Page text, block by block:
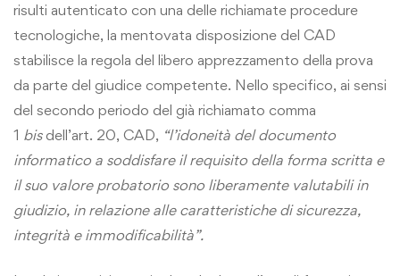
risulti autenticato con una delle richiamate procedure
tecnologiche, la mentovata disposizione del CAD
stabilisce la regola del libero apprezzamento della prova
da parte del giudice competente. Nello specifico, ai sensi
del secondo periodo del già richiamato comma
1 bisdell’art. 20, CAD, “l’idoneità del documento
informatico a soddisfare il requisito della forma scritta e
il suo valore probatorio sono liberamente valutabili in
giudizio, in relazione alle caratteristiche di sicurezza,
integrità e immodificabilità”.